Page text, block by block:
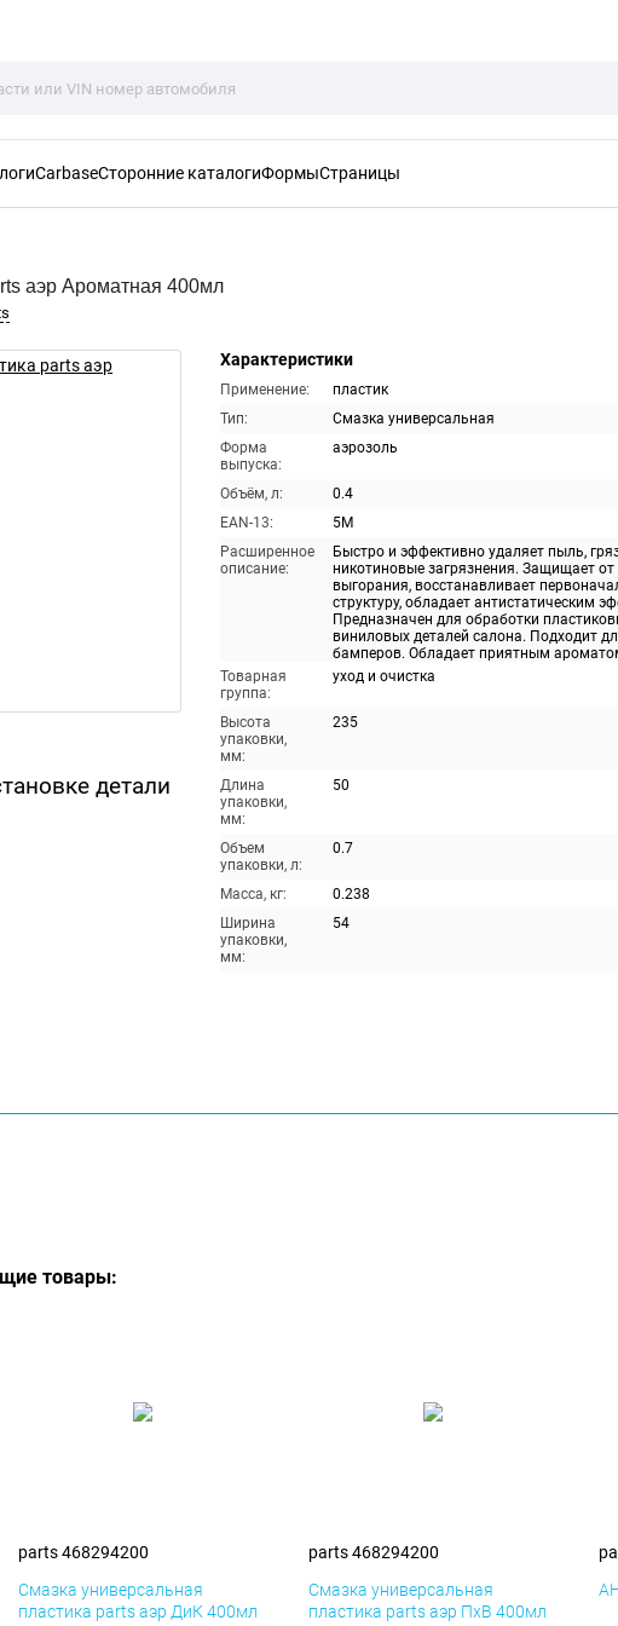
CarbaseСторонние каталогиФормыСтраницы
аэр Ароматная 400мл
детали
Характеристики
Применение:
пластик
Тип:
Смазка универсальная
Форма
выпуска:
аэрозоль
Объём, л:
0.4
EAN-13:
5M
Расширенное
описание:
Быстро и эффективно удаляет пыль,
никотиновые загрязнения. Защищает от
выгорания, восстанавливает
структуру, обладает антистатическим
Предназначен для обработки
виниловых деталей салона. Подходит
бамперов. Обладает приятным
Товарная
группа:
уход и очистка
Высота
упаковки,
мм:
235
Длина
упаковки,
мм:
50
Объем
упаковки, л:
0.7
Масса, кг:
0.238
Ширина
упаковки,
мм:
54
товары:
parts 468294200
Смазка универсальная
пластика parts аэр ДиК 400мл
parts 468294200
Смазка универсальная
пластика parts аэр ПхВ 400мл